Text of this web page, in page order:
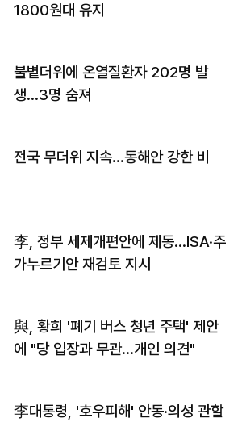
1800원대 유지
불볕더위에 온열질환자 202명 발
생…3명 숨져
전국 무더위 지속…동해안 강한 비
李, 정부 세제개편안에 제동…ISA·주
가누르기안 재검토 지시
與, 황희 '폐기 버스 청년 주택' 제안
에 "당 입장과 무관…개인 의견"
李대통령, '호우피해' 안동·의성 관할